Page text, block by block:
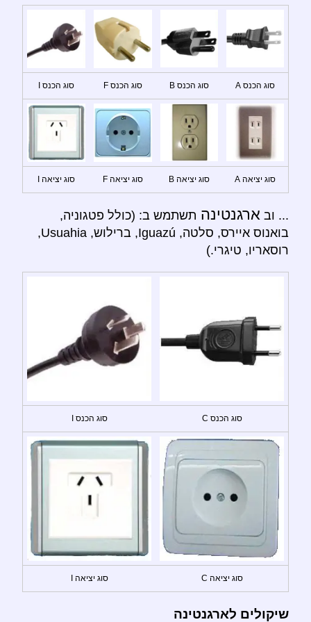
סוג הכנס A סוג הכנס B סוג הכנס F סוג הכנס I
סוג יציאה A סוג יציאה B סוג יציאה F סוג יציאה I
... וב ארגנטינה תשתמש ב: (כולל פטגוניה,
בואנוס איירס, סלטה, Iguazú, ברילוש, Usuahia,
רוסאריו, טיגרי.)
סוג הכנס C סוג הכנס I
סוג יציאה C סוג יציאה I
שיקולים לארגנטינה